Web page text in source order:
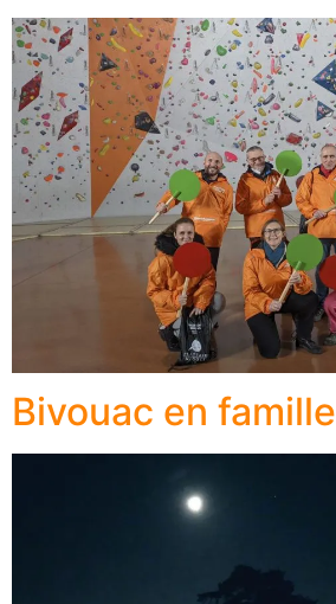
Bivouac en famille